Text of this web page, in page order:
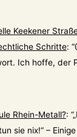
Keekener
Schritte: “
Ich hoffe, der
Rhein-Metall?: “
sie nix!“ –